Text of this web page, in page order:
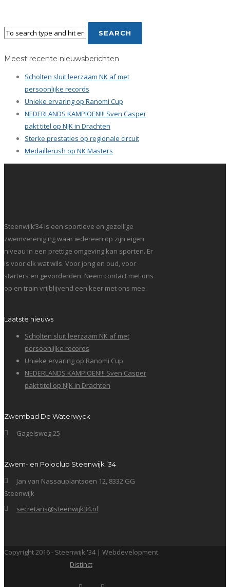
Meest recente nieuwsberichten
Scholten sluit leerzaam NK af met
persoonlijke records
Unieke ervaring op Ranomi Cup
NEDERLANDS KAMPIOEN!!! Sven Casper
pakt titel op NJK in Drachten
Sterke prestaties op regionale circuit
Medaillerush op NK Masters
Steenwijk’34 is een sportieve en gezellige
zwemvereniging waar iedereen op zijn eigen
niveau in een prettige omgeving kan sporten. Er
is voor elk wat wils. Voor jong en oud, voor
starters en gevorderden. Neem contact met ons
op en train vrijblijvend een keer met ons mee.
Laatste nieuws
Scholten sluit leerzaam NK af met
persoonlijke records
Unieke ervaring op Ranomi Cup
NEDERLANDS KAMPIOEN!!! Sven Casper
pakt titel op NJK in Drachten
Zwembad De Waterwyck
Gagelsweg 25
Zwem- en Poloclub Steenwijk ’34
Jan van Nassauplantsoen 12, 8332 GG
Steenwijk
secretaris@steenwijk34.nl
Copyright 2016 - Steenwijk '34 | Webdevelopment
Distinct